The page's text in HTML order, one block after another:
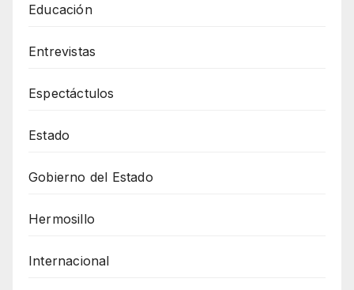
Educación
Entrevistas
Espectáctulos
Estado
Gobierno del Estado
Hermosillo
Internacional